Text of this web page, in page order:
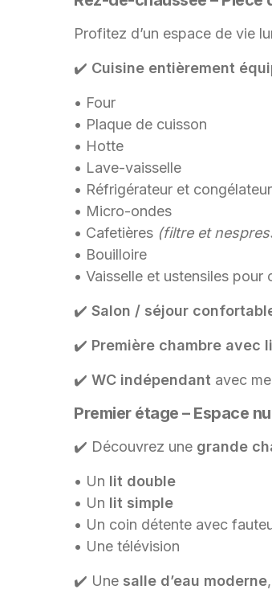
Profitez d’un espace de vie
✔️ Cuisine entièrement
• Four
• Plaque de cuisson
• Hotte
• Lave-vaisselle
• Réfrigérateur et congélateur
• Micro-ondes
• Cafetières (filtre et
• Bouilloire
• Vaisselle et ustensiles pour
✔️ Salon / séjour
✔️ Première chambre avec
✔️ WC indépendant avec
Premier étage – Espace
✔️ Découvrez une grande
• Un lit double
• Un lit simple
• Un coin détente avec
• Une télévision
✔️ Une salle d’eau moderne